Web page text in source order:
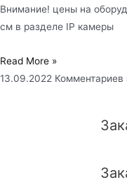
Внимание! цены на
см в разделе IP камеры
Read More »
13.09.2022 Комментариев